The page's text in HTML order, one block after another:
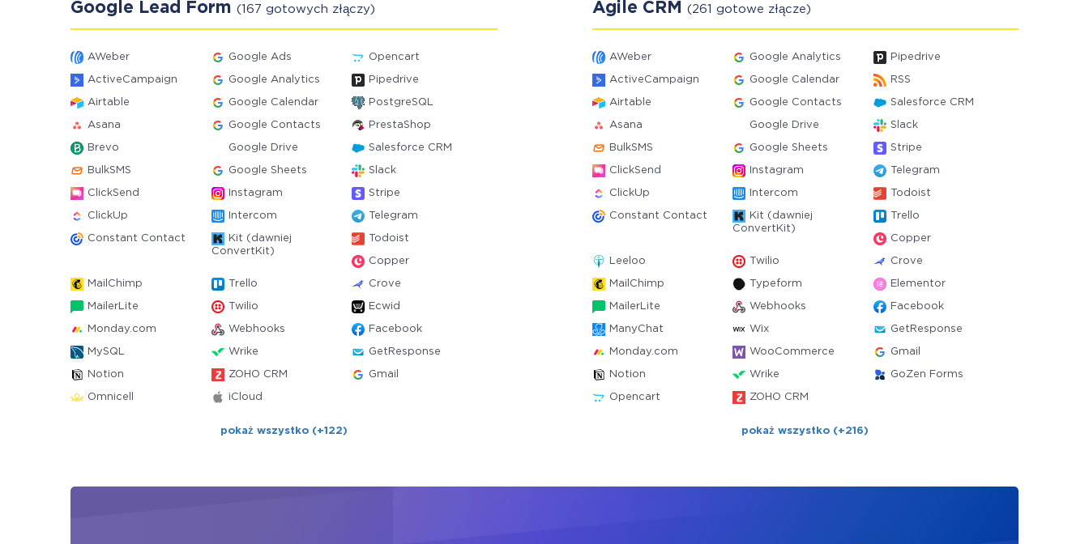
Google Lead Form (167 gotowych złączy)
AWeber Google Ads Opencart
ActiveCampaign Google Analytics Pipedrive
Airtable Google Calendar PostgreSQL
Asana Google Contacts PrestaShop
Brevo Google Drive Salesforce CRM
BulkSMS Google Sheets Slack
ClickSend Instagram Stripe
ClickUp Intercom Telegram
Constant Contact
Kit (dawniej
ConvertKit)
Todoist
Copper
MailChimp Trello Crove
MailerLite Twilio Ecwid
Monday.com Webhooks Facebook
MySQL Wrike GetResponse
Notion ZOHO CRM Gmail
Omnicell iCloud
pokaż wszystko (+122)
Agile CRM (261 gotowe złącze)
AWeber Google Analytics Pipedrive
ActiveCampaign Google Calendar RSS
Airtable Google Contacts Salesforce CRM
Asana Google Drive Slack
BulkSMS Google Sheets Stripe
ClickSend Instagram Telegram
ClickUp Intercom Todoist
Constant Contact
Kit (dawniej
ConvertKit)
Trello
Copper
Leeloo Twilio Crove
MailChimp Typeform Elementor
MailerLite Webhooks Facebook
ManyChat Wix GetResponse
Monday.com WooCommerce Gmail
Notion Wrike GoZen Forms
Opencart ZOHO CRM
pokaż wszystko (+216)